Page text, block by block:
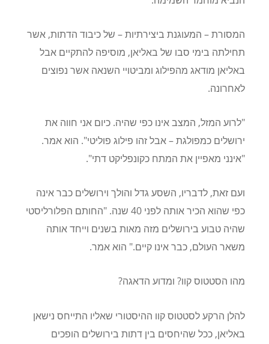
המסורת – המעוגנת ביצירתיות – של כיבוד הדתות, אשר
תחילתה בימי סבו של באליאן, מוסיפה להתקיים אבל
באליאן מודאג מהפילוג ומביטויי השנאה אשר נפוצים
לאחרונה.
"לרוע המזל, המצב אינו כפי שהיה. כיום אני חווה את
ירושלים כמפולגת – אבל זהו פילוג פוליטי". הוא אמר.
"אינני מאפיין את המתח כקונפליקט דתי".
ועם זאת, לדבריו, השסע גדל והולך וירושלים כבר אינה
כפי שהוא הכיר אותה לפני 40 שנה. "החותם הפלורליסטי
שהיה טבוע בירושלים מזה מאות בשנים וייחד אותה
משאר העולם, כבר אינו קיים." הוא אמר.
מהו הסטטוס קוו? ומדוע הדאגה?
להלן הרקע לסטטוס קוו ההיסטורי שאליו התייחס נישאן
באליאן, ככל שהיחסים בין דתות בירושלים הופכים